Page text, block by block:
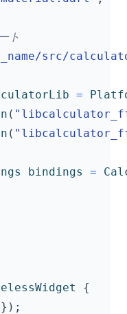
src/
=
(
(
bindings =
{
});